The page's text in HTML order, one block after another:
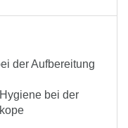
der Aufbereitung
bei der